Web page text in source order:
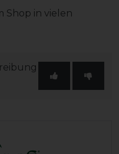
Shop in vielen